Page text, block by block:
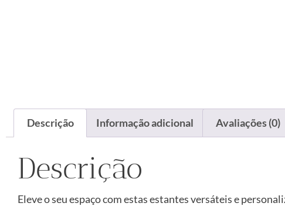
Descrição Informação adicional Avaliações (0)
Descrição
Eleve o seu espaço com estas estantes versáteis e